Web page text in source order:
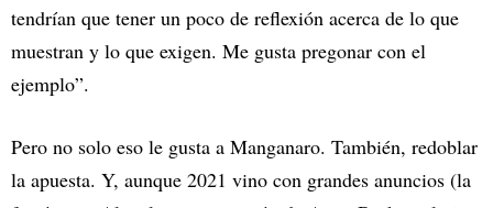
tendrían que tener un poco de reflexión acerca de lo que
muestran y lo que exigen. Me gusta pregonar con el
ejemplo”.
Pero no solo eso le gusta a Manganaro. También, redoblar
la apuesta. Y, aunque 2021 vino con grandes anuncios (la